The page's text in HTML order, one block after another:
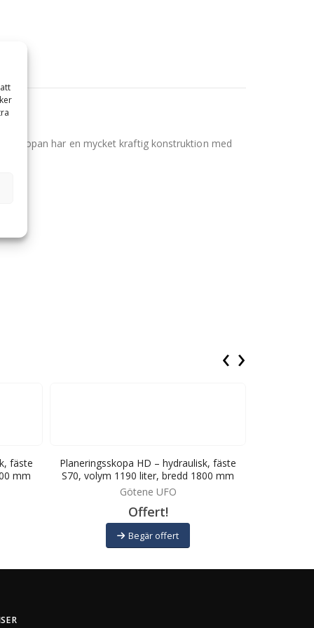
har en mycket kraftig konstruktion med
fäste
mm
Planeringsskopa HD – hydraulisk, fäste
S70, volym 1190 liter, bredd 1800 mm
Götene UFO
Offert!
Begär offert
‹ ›